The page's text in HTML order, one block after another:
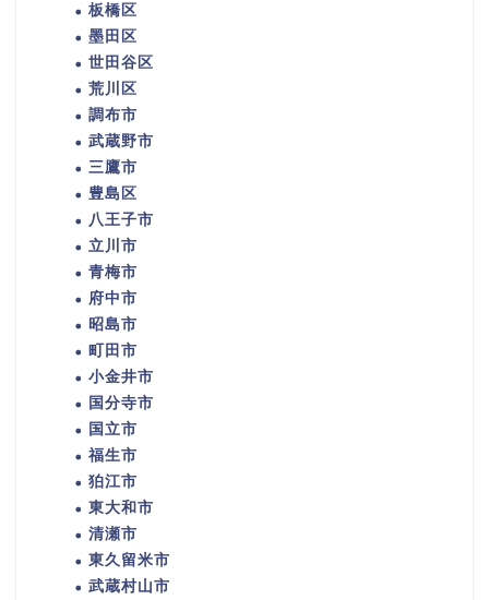
板橋区
墨田区
世田谷区
荒川区
調布市
武蔵野市
三鷹市
豊島区
八王子市
立川市
青梅市
府中市
昭島市
町田市
小金井市
国分寺市
国立市
福生市
狛江市
東大和市
清瀬市
東久留米市
武蔵村山市